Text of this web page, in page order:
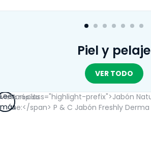
Piel y pelaje
VER TODO
Vista rápida
Leer
más